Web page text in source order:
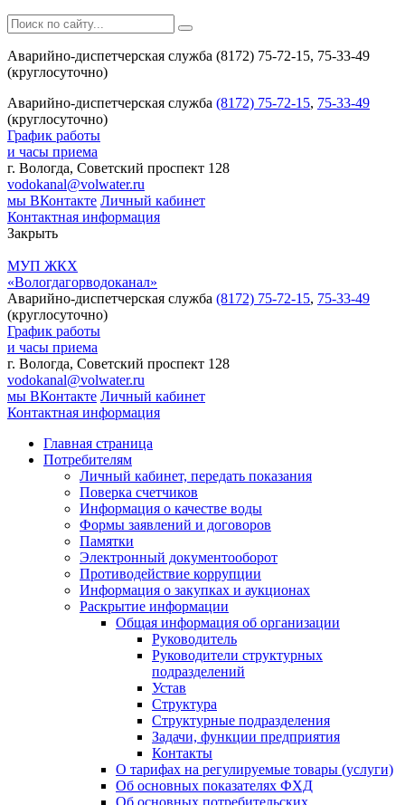
Аварийно-диспетчерская служба (8172) 75-72-15, 75-33-49
(круглосуточно)
Аварийно-диспетчерская служба (8172) 75-72-15, 75-33-49
(круглосуточно)
График работы
и часы приема
г. Вологда, Советский проспект 128
vodokanal@volwater.ru
мы ВКонтакте Личный кабинет
Контактная информация
Закрыть
МУП ЖКХ
«Вологдагорводоканал»
Аварийно-диспетчерская служба (8172) 75-72-15, 75-33-49
(круглосуточно)
График работы
и часы приема
г. Вологда, Советский проспект 128
vodokanal@volwater.ru
мы ВКонтакте Личный кабинет
Контактная информация
Главная страница
Потребителям
Личный кабинет, передать показания
Поверка счетчиков
Информация о качестве воды
Формы заявлений и договоров
Памятки
Электронный документооборот
Противодействие коррупции
Информация о закупках и аукционах
Раскрытие информации
Общая информация об организации
Руководитель
Руководители структурных
подразделений
Устав
Структура
Структурные подразделения
Задачи, функции предприятия
Контакты
О тарифах на регулируемые товары (услуги)
Об основных показателях ФХД
Об основных потребительских